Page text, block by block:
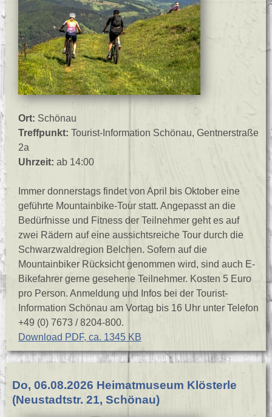
Ort: Schönau
Treffpunkt: Tourist-Information Schönau, Gentnerstraße
2a
Uhrzeit: ab 14:00
Immer donnerstags findet von April bis Oktober eine
geführte Mountainbike-Tour statt. Angepasst an die
Bedürfnisse und Fitness der Teilnehmer geht es auf
zwei Rädern auf eine aussichtsreiche Tour durch die
Schwarzwaldregion Belchen. Sofern auf die
Mountainbiker Rücksicht genommen wird, sind auch E-
Bikefahrer gerne gesehene Teilnehmer. Kosten 5 Euro
pro Person. Anmeldung und Infos bei der Tourist-
Information Schönau am Vortag bis 16 Uhr unter Telefon
+49 (0) 7673 / 8204-800.
Download PDF, ca. 1345 KB
Do, 06.08.2026 Heimatmuseum Klösterle
(Neustadtstr. 21, Schönau)